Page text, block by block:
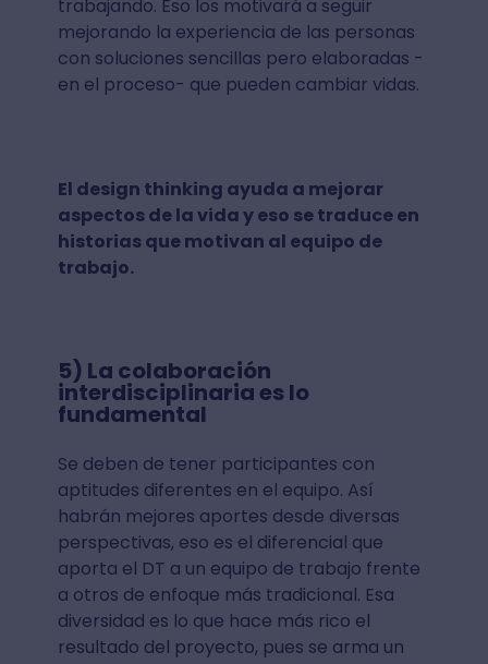
trabajando. Eso los motivará a seguir
mejorando la experiencia de las personas
con soluciones sencillas pero elaboradas -
en el proceso- que pueden cambiar vidas.
El design thinking ayuda a mejorar
aspectos de la vida y eso se traduce en
historias que motivan al equipo de
trabajo.
5) La colaboración
interdisciplinaria es lo
fundamental
Se deben de tener participantes con
aptitudes diferentes en el equipo. Así
habrán mejores aportes desde diversas
perspectivas, eso es el diferencial que
aporta el DT a un equipo de trabajo frente
a otros de enfoque más tradicional. Esa
diversidad es lo que hace más rico el
resultado del proyecto, pues se arma un